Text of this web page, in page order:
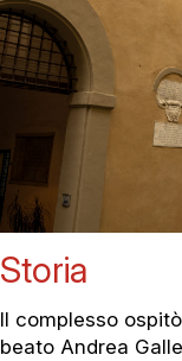
Storia
Il complesso
beato Andrea